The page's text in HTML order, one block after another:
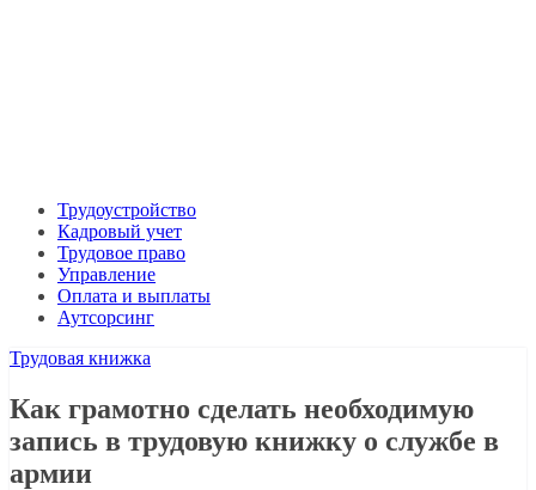
Трудоустройство
Кадровый учет
Трудовое право
Управление
Оплата и выплаты
Аутсорсинг
Трудовая книжка
Как грамотно сделать необходимую
запись в трудовую книжку о службе в
армии